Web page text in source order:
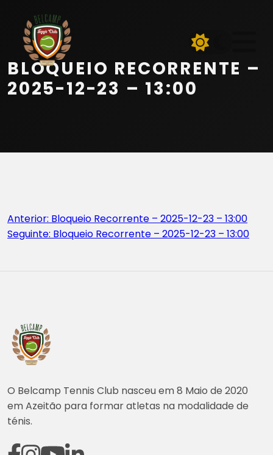
Início
Equipa
Serviços
Beach Tennis
BLOQUEIO RECORRENTE –
2025-12-23 – 13:00
Navegação
de
Anterior: Bloqueio Recorrente – 2025-12-23 – 13:00
Seguinte: Bloqueio Recorrente – 2025-12-23 – 13:00
O Belcamp Tennis Club nasceu em 8 Maio de 2020
em Azeitão para formar atletas na modalidade de
ténis.